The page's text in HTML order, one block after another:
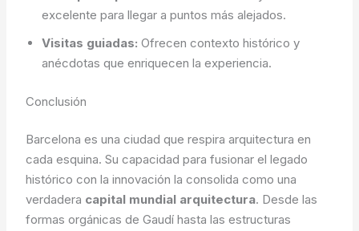
excelente para llegar a puntos más alejados.
Visitas guiadas: Ofrecen contexto histórico y
anécdotas que enriquecen la experiencia.
Conclusión
Barcelona es una ciudad que respira arquitectura en
cada esquina. Su capacidad para fusionar el legado
histórico con la innovación la consolida como una
verdadera capital mundial arquitectura. Desde las
formas orgánicas de Gaudí hasta las estructuras